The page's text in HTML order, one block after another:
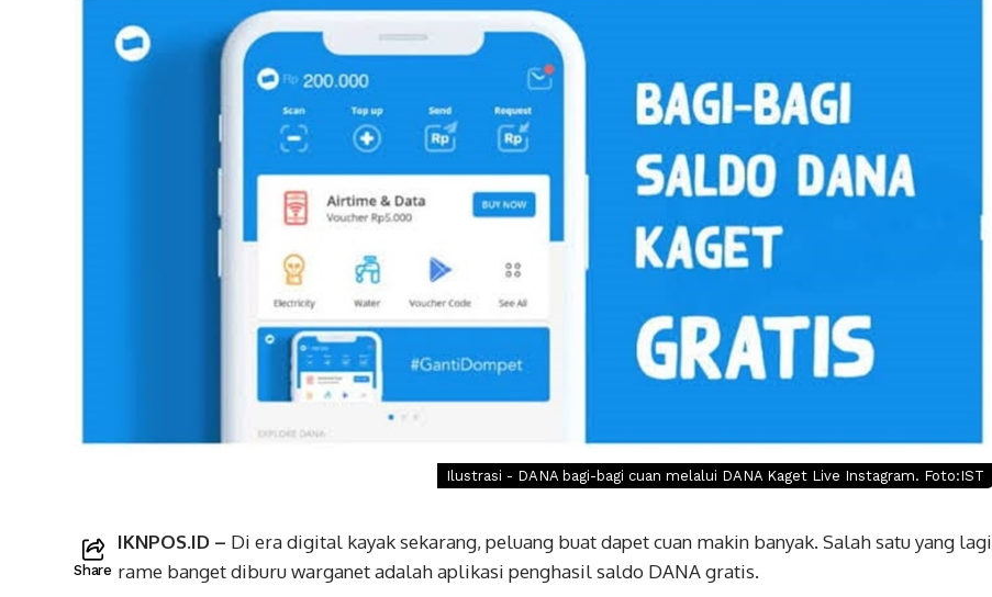
Ilustrasi - DANA bagi-bagi cuan melalui DANA Kaget Live Instagram. Foto:IST
Share
IKNPOS.ID – Di era digital kayak sekarang, peluang buat dapet cuan makin banyak. Salah satu yang lagi
rame banget diburu warganet adalah aplikasi penghasil saldo DANA gratis.